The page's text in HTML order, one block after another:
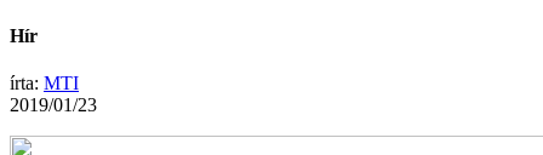
Hír
írta: MTI
2019/01/23